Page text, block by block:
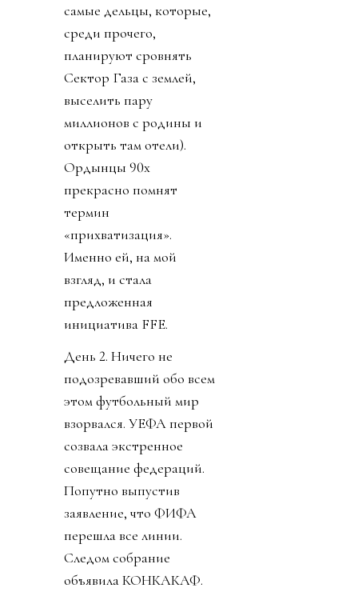
самые дельцы, которые,
среди прочего,
планируют сровнять
Сектор Газа с землей,
выселить пару
миллионов с родины и
открыть там отели).
Ордынцы 90х
прекрасно помнят
термин
«прихватизация».
Именно ей, на мой
взгляд, и стала
предложенная
инициатива FFE.
День 2. Ничего не
подозревавший обо всем
этом футбольный мир
взорвался. УЕФА первой
созвала экстренное
совещание федераций.
Попутно выпустив
заявление, что ФИФА
перешла все линии.
Следом собрание
объявила КОНКАКАФ.